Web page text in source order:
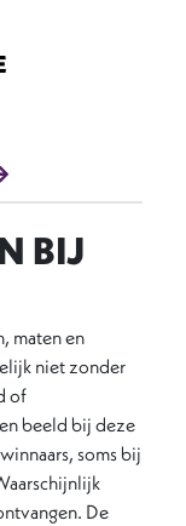
BIJ
maten en
niet zonder
of
beeld bij deze
soms bij
De